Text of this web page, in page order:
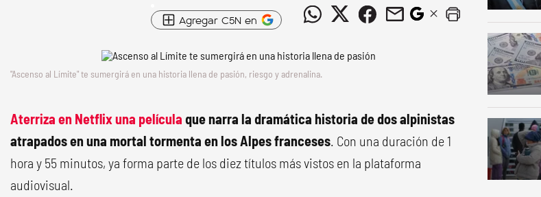
Agregar C5N en
"Ascenso al Límite" te sumergirá en una historia llena de pasión, riesgo y adrenalina.
Aterriza en Netflix una película que narra la dramática historia de dos alpinistas
atrapados en una mortal tormenta en los Alpes franceses. Con una duración de 1
hora y 55 minutos, ya forma parte de los diez títulos más vistos en la plataforma
audiovisual.